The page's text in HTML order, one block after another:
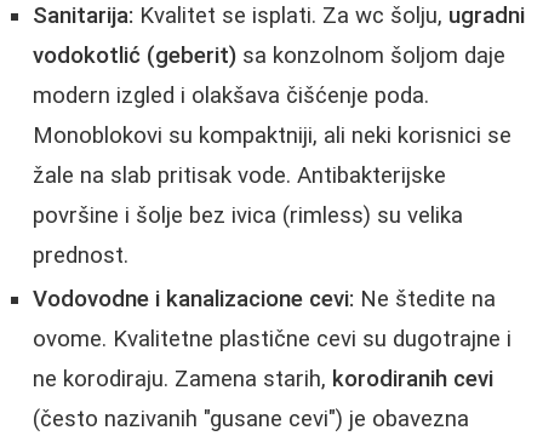
Sanitarija: Kvalitet se isplati. Za wc šolju, ugradni
vodokotlić (geberit) sa konzolnom šoljom daje
modern izgled i olakšava čišćenje poda.
Monoblokovi su kompaktniji, ali neki korisnici se
žale na slab pritisak vode. Antibakterijske
površine i šolje bez ivica (rimless) su velika
prednost.
Vodovodne i kanalizacione cevi: Ne štedite na
ovome. Kvalitetne plastične cevi su dugotrajne i
ne korodiraju. Zamena starih, korodiranih cevi
(često nazivanih "gusane cevi") je obavezna